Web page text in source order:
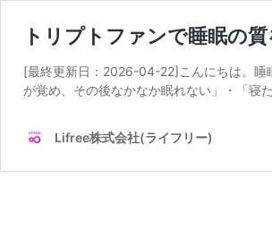
トリプトファンで睡眠の
[最終更新日：2026-04-22]こんにちは。睡
が覚め、その後なかなか眠れない」・「
Lifree株式会社(ライフリー)